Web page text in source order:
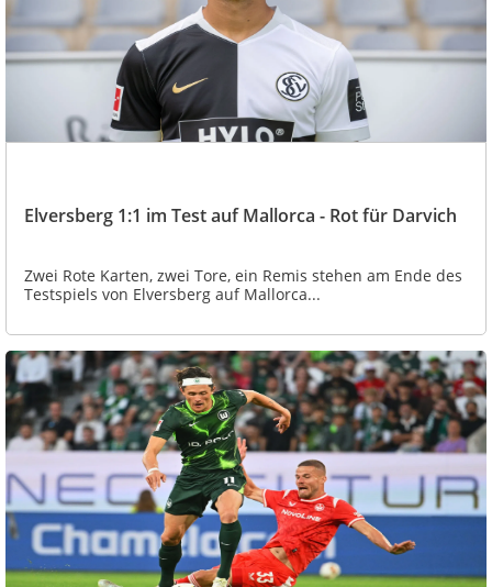
Elversberg 1:1 im Test auf Mallorca - Rot für Darvich
Zwei Rote Karten, zwei Tore, ein Remis stehen am Ende des
Testspiels von Elversberg auf Mallorca...